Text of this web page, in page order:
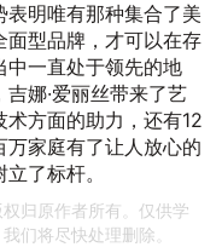
明唯有那种集合了美
面型品牌，才可以在存
中一直处于领先的地
娜·爱丽丝带来了艺
方面的助力，还有12
家庭有了让人放心的
了标杆。
归原作者所有。仅供学
们将尽快处理删除。